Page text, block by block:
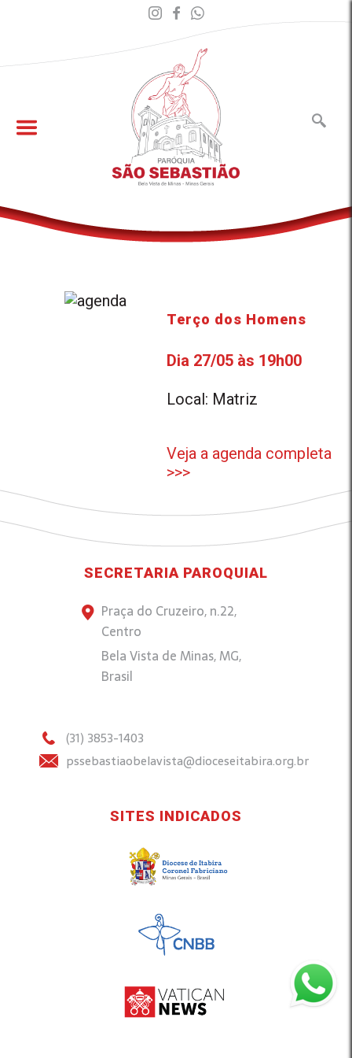
Terço dos Homens
Dia 27/05 às 19h00
Local: Matriz
Veja a agenda completa
>>>
SECRETARIA PAROQUIAL
Praça do Cruzeiro, n.22,
Centro
Bela Vista de Minas, MG,
Brasil
(31) 3853-1403
pssebastiaobelavista@dioceseitabira.org.br
SITES INDICADOS